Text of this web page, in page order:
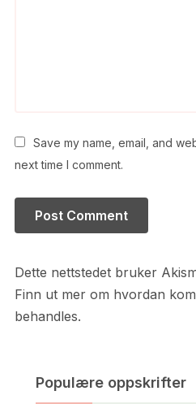
Save my name, email, and
next time I comment.
Dette nettstedet bruker
Finn ut mer om hvordan
behandles.
Populære oppskrifter